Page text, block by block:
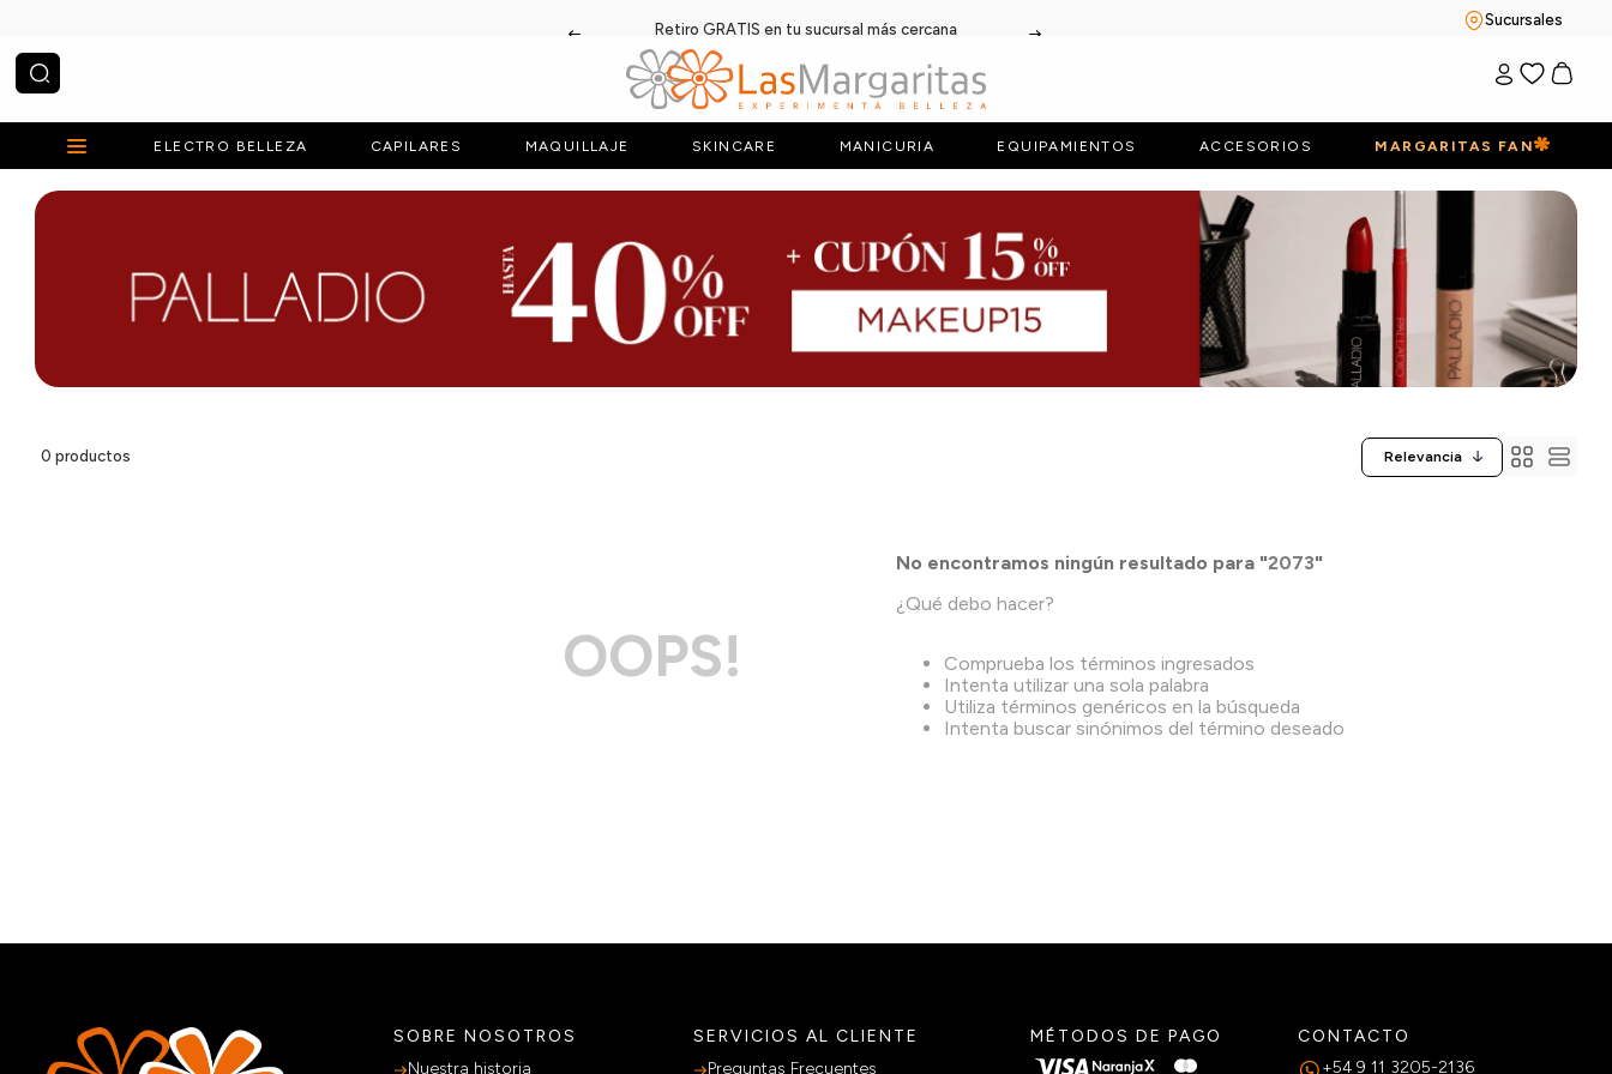
Retiro GRATIS en tu sucursal más cercana
Sucursales
¿Qué estás buscando?
ELECTRO BELLEZA CAPILARES MAQUILLAJE SKINCARE MANICURIA EQUIPAMIENTOS ACCESORIOS MARGARITAS FAN
0 productos Relevancia
OOPS!
No encontramos ningún resultado para "2073"
¿Qué debo hacer?
Comprueba los términos ingresados
Intenta utilizar una sola palabra
Utiliza términos genéricos en la búsqueda
Intenta buscar sinónimos del término deseado
SOBRE NOSOTROS
Nuestra historia
SERVICIOS AL CLIENTE
Preguntas Frecuentes
MÉTODOS DE PAGO
CONTACTO
+54 9 11 3205-2136